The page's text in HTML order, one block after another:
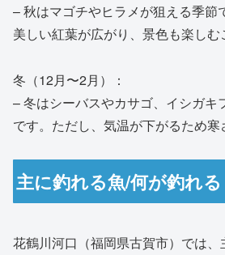
– 秋はマゴチやヒラメが狙える季節
美しい紅葉が広がり、景色も楽しむ
冬（12月〜2月）：
– 冬はシーバスやカサゴ、イシガキ
です。ただし、気温が下がるため寒
主に釣れる魚/何が釣れる
花鶴川河口（福岡県古賀市）では、